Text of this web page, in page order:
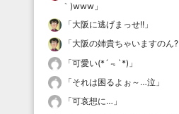
｀)www 」
「大阪に逃げまっせ!! 」
「大阪の姉貴ちゃいますのん?
「可愛い(*´﹃`*) 」
「それは困るよぉ～…泣 」
「可哀想に… 」